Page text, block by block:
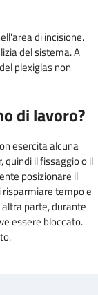
di incisione.
del sistema. A
plexiglas non
di lavoro?
esercita alcuna
quindi il fissaggio o il
posizionare il
risparmiare tempo e
parte, durante
essere bloccato.